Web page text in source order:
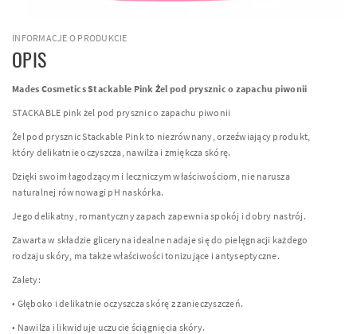
INFORMACJE O PRODUKCIE
OPIS
Mades Cosmetics Stackable Pink Żel pod prysznic o zapachu piwonii
STACKABLE pink żel pod prysznic o zapachu piwonii
Żel pod prysznic Stackable Pink to niezrównany, orzeźwiający produkt,
który delikatnie oczyszcza, nawilża i zmiękcza skórę.
Dzięki swoim łagodzącym i leczniczym właściwościom, nie narusza
naturalnej równowagi pH naskórka.
Jego delikatny, romantyczny zapach zapewnia spokój i dobry nastrój.
Zawarta w składzie gliceryna idealne nadaje się do pielęgnacji każdego
rodzaju skóry, ma także właściwości tonizujące i antyseptyczne.
Zalety:
• Głęboko i delikatnie oczyszcza skórę z zanieczyszczeń.
• Nawilża i likwiduje uczucie ściągnięcia skóry.